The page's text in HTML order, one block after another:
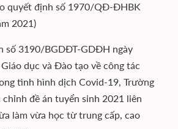
quyết định số 1970/QĐ-ĐHBK
2021)
số 3190/BGDĐT-GDĐH ngày
dục và Đào tạo về công tác
tình hình dịch Covid-19, Trường
đề án tuyển sinh 2021 liên
làm vừa học từ trung cấp, cao